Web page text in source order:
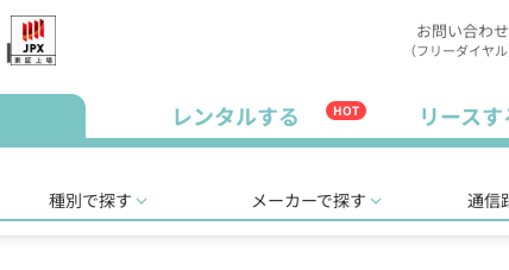
お問い合わせ
（フリーダイヤル
レンタルする HOT リースす
種別で探す メーカーで探す 通信